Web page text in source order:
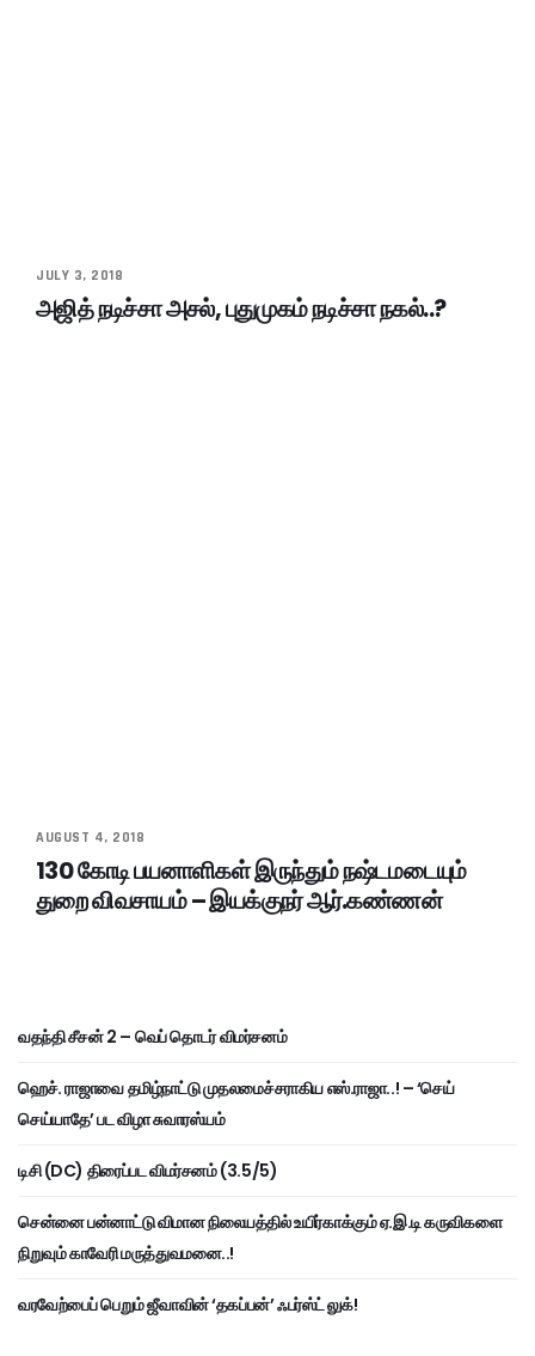
JULY 3, 2018
அஜித் நடிச்சா அசல், புதுமுகம் நடிச்சா நகல்..?
AUGUST 4, 2018
130 கோடி பயனாளிகள் இருந்தும் நஷ்டமடையும்
துறை விவசாயம் – இயக்குநர் ஆர்.கண்ணன்
வதந்தி சீசன் 2 – வெப் தொடர் விமர்சனம்
ஹெச். ராஜாவை தமிழ்நாட்டு முதலமைச்சராகிய எஸ்.ராஜா..! – ‘செய்
செய்யாதே’ பட விழா சுவாரஸ்யம்
டிசி (DC) திரைப்பட விமர்சனம் (3.5/5)
சென்னை பன்னாட்டு விமான நிலையத்தில் உயிர்காக்கும் ஏ.இ.டி கருவிகளை
நிறுவும் காவேரி மருத்துவமனை..!
வரவேற்பைப் பெறும் ஜீவாவின் ‘தகப்பன்’ ஃபர்ஸ்ட் லுக்!